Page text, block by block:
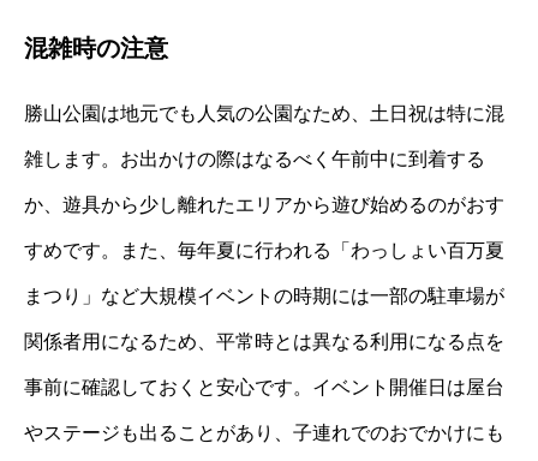
混雑時の注意
勝山公園は地元でも人気の公園なため、土日祝は特に混
雑します。お出かけの際はなるべく午前中に到着する
か、遊具から少し離れたエリアから遊び始めるのがおす
すめです。また、毎年夏に行われる「わっしょい百万夏
まつり」など大規模イベントの時期には一部の駐車場が
関係者用になるため、平常時とは異なる利用になる点を
事前に確認しておくと安心です。イベント開催日は屋台
やステージも出ることがあり、子連れでのおでかけにも